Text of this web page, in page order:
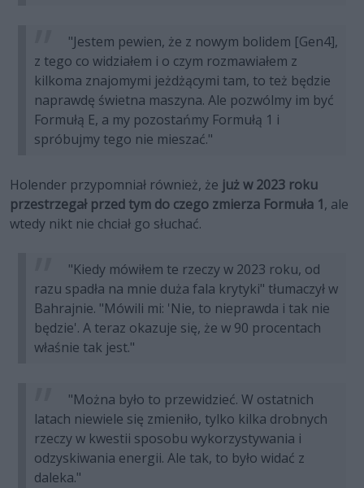
"Jestem pewien, że z nowym bolidem [Gen4],
z tego co widziałem i o czym rozmawiałem z
kilkoma znajomymi jeżdżącymi tam, to też będzie
naprawdę świetna maszyna. Ale pozwólmy im być
Formułą E, a my pozostańmy Formułą 1 i
spróbujmy tego nie mieszać."
Holender przypomniał również, że już w 2023 roku
przestrzegał przed tym do czego zmierza Formuła 1, ale
wtedy nikt nie chciał go słuchać.
"Kiedy mówiłem te rzeczy w 2023 roku, od
razu spadła na mnie duża fala krytyki" tłumaczył w
Bahrajnie. "Mówili mi: 'Nie, to nieprawda i tak nie
będzie'. A teraz okazuje się, że w 90 procentach
właśnie tak jest."
"Można było to przewidzieć. W ostatnich
latach niewiele się zmieniło, tylko kilka drobnych
rzeczy w kwestii sposobu wykorzystywania i
odzyskiwania energii. Ale tak, to było widać z
daleka."